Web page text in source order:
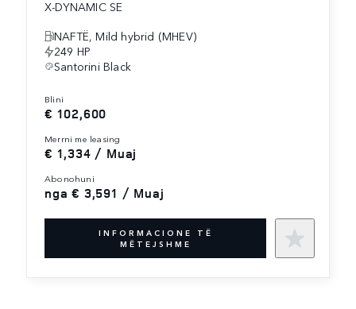
X-DYNAMIC SE
NAFTË, Mild hybrid (MHEV)
249 HP
Santorini Black
blini
€ 102,600
merrni me leasing
€ 1,334 / Muaj
abonohuni
nga € 3,591 / Muaj
INFORMACIONE TË
MËTEJSHME